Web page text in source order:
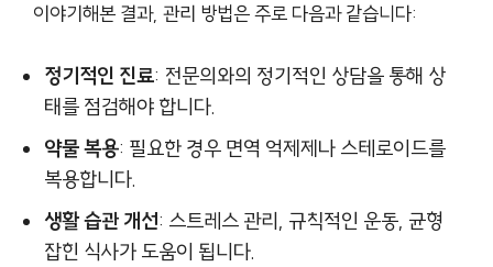
이야기해본 결과, 관리 방법은 주로 다음과 같습니다:
정기적인 진료: 전문의와의 정기적인 상담을 통해 상
태를 점검해야 합니다.
약물 복용: 필요한 경우 면역 억제제나 스테로이드를
복용합니다.
생활 습관 개선: 스트레스 관리, 규칙적인 운동, 균형
잡힌 식사가 도움이 됩니다.